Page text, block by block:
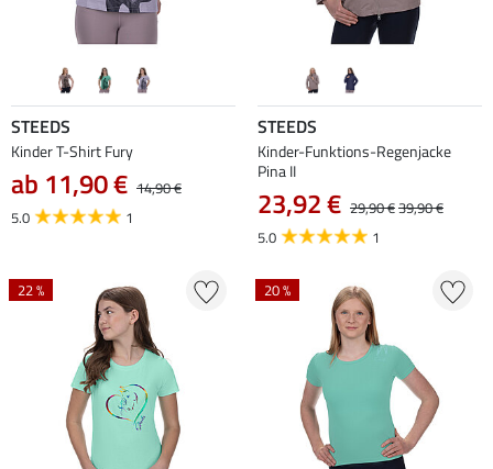
STEEDS
Kinder T-Shirt Fury
ab 11,90 € 14,90 €
5.0
1
STEEDS
Kinder-Funktions-Regenjacke
Pina II
23,92 € 29,90 €39,90 €
5.0
1
22 % 20 %